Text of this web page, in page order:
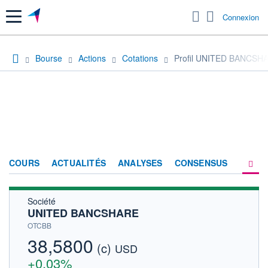
Menu Connexion
Bourse Actions Cotations Profil UNITED
COURS ACTUALITÉS ANALYSES CONSENSUS
ACTIONNAIRES
Société
UNITED BANCSHARE
OTCBB
38,5800 (c) USD
+0,03%